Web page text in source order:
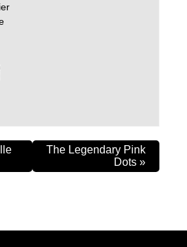
The Legendary Pink
Dots »